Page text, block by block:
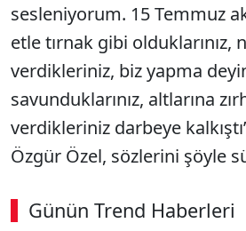
sesleniyorum. 15 Temmuz
etle tırnak gibi olduklarınız,
verdikleriniz, biz yapma
savunduklarınız, altlarına
verdikleriniz darbeye
Özgür Özel, sözlerini şöyle
Günün Trend Haberleri
00:02 / 09:08